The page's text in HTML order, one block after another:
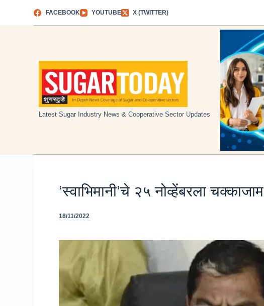
FACEBOOK YOUTUBE X (TWITTER)
Latest Sugar Industry News & Cooperative Sector Updates
‘स्वाभिमानी’चे २५ नोव्हेंबरला
18/11/2022